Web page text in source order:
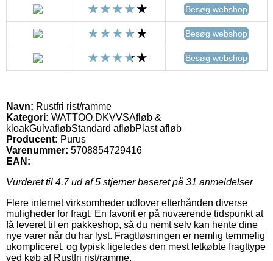
Besøg webshop
Besøg webshop
Besøg webshop
Navn: Rustfri rist/ramme
Kategori: WATTOO.DKVVSAfløb &
kloakGulvafløbStandard afløbPlast afløb
Producent: Purus
Varenummer: 5708854729416
EAN:
Vurderet til 4.7ud af 5 stjerner baseret på 31 anmeldelser
Flere internet virksomheder udlover efterhånden diverse
muligheder for fragt. En favorit er på nuværende tidspunkt at
få leveret til en pakkeshop, så du nemt selv kan hente dine
nye varer når du har lyst. Fragtløsningen er nemlig temmelig
ukompliceret, og typisk ligeledes den mest letkøbte fragttype
ved køb af Rustfri rist/ramme.